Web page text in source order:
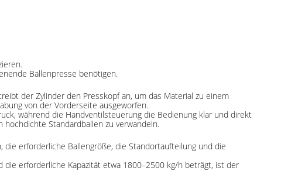
Ballenpresse benötigen.
der Zylinder den Presskopf an, um das Material zu einem
von der Vorderseite ausgeworfen.
während die Handventilsteuerung die Bedienung klar und direkt
Standardballen zu verwandeln.
erforderliche Ballengröße, die Standortaufteilung und die
erforderliche Kapazität etwa 1800–2500 kg/h beträgt, ist der